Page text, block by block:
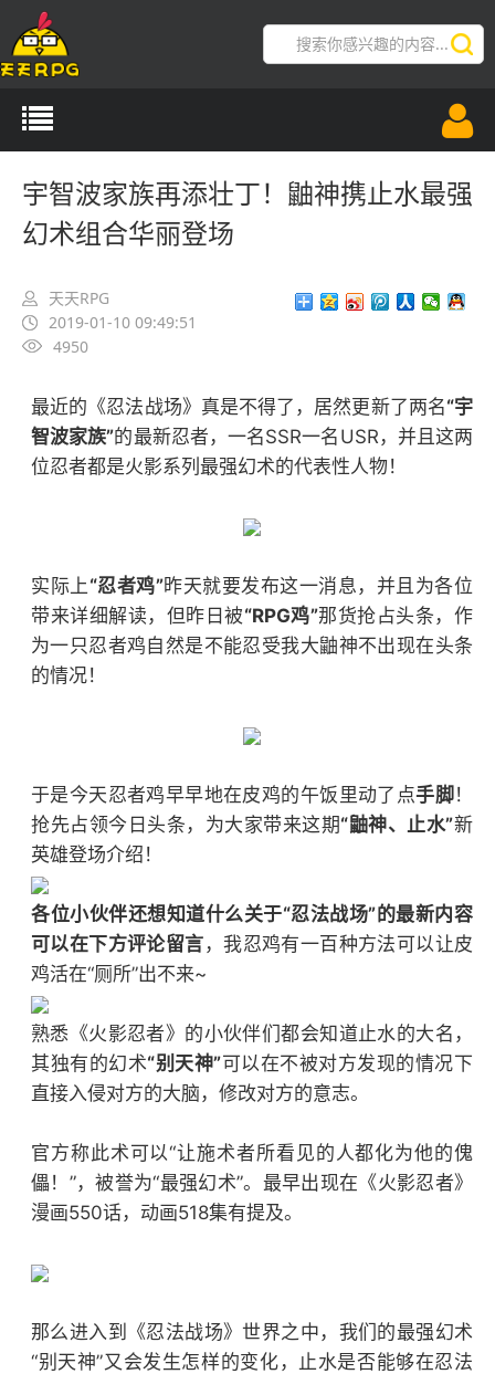
导航切换
宇智波家族再添壮丁！鼬神携止水最强
幻术组合华丽登场
天天RPG
2019-01-10 09:49:51
4950
最近的《忍法战场》真是不得了，居然更新了两名“宇
智波家族”的最新忍者，一名SSR一名USR，并且这两
位忍者都是火影系列最强幻术的代表性人物！
实际上“忍者鸡”昨天就要发布这一消息，并且为各位
带来详细解读，但昨日被“RPG鸡”那货抢占头条，作
为一只忍者鸡自然是不能忍受我大鼬神不出现在头条
的情况！
于是今天忍者鸡早早地在皮鸡的午饭里动了点手脚！
抢先占领今日头条，为大家带来这期“鼬神、止水”新
英雄登场介绍！
各位小伙伴还想知道什么关于“忍法战场”的最新内容
可以在下方评论留言 ，我忍鸡有一百种方法可以让皮
鸡活在“厕所”出不来~
熟悉《火影忍者》的小伙伴们都会知道止水的大名，
其独有的幻术“别天神”可以在不被对方发现的情况下
直接入侵对方的大脑，修改对方的意志。
官方称此术可以“让施术者所看见的人都化为他的傀
儡！”，被誉为“最强幻术”。最早出现在《火影忍者》
漫画550话，动画518集有提及。
那么进入到《忍法战场》世界之中，我们的最强幻术
“别天神”又会发生怎样的变化，止水是否能够在忍法